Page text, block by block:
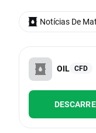
OIL CFD
Notícias De